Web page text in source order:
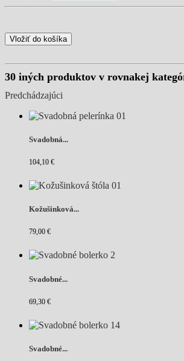
Vložiť do košíka
30 iných produktov v rovnakej
Predchádzajúci
Svadobná...
104,10 €
Kožušinková...
79,00 €
Svadobné...
69,30 €
Svadobné...